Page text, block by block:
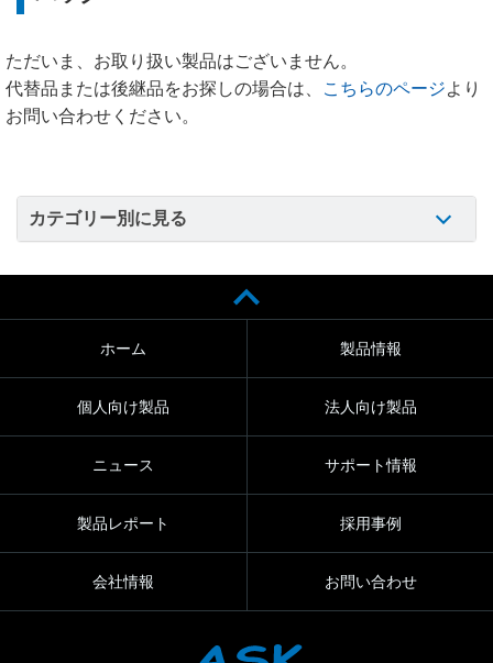
ただいま、お取り扱い製品はございません。
代替品または後継品をお探しの場合は、
こちらのページより
お問い合わせください。
カテゴリー別に見る
ホーム 製品情報
個人向け製品 法人向け製品
ニュース サポート情報
製品レポート 採用事例
会社情報 お問い合わせ